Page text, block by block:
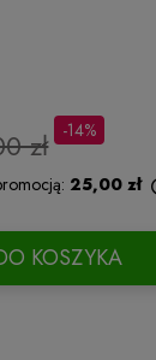
zł -14%
25,00 zł
krócej
jest najniższa
kiedy produkt
KOSZYKA